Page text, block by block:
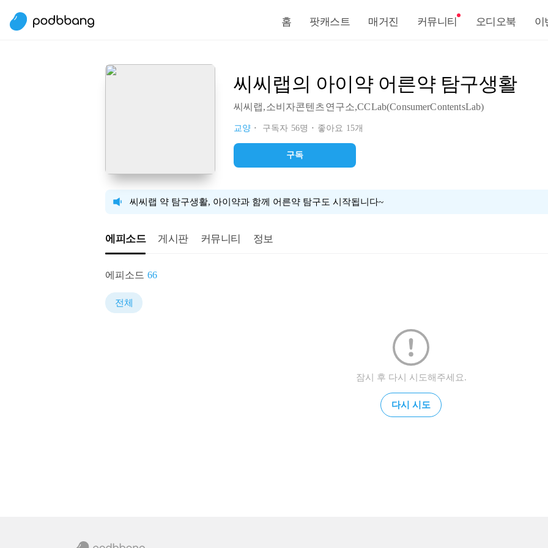
홈 팟캐스트 매거진 커뮤니티 오디오북 이
씨씨랩의 아이약 어른약 탐구생활
씨씨랩,소비자콘텐츠연구소,CCLab(ConsumerContentsLab)
교양 구독자 56명 좋아요 15개
구독
씨씨랩 약 탐구생활, 아이약과 함께 어른약 탐구도 시작됩니다~
에피소드 게시판 커뮤니티 정보
에피소드 66
전체
잠시 후 다시 시도해주세요.
다시 시도